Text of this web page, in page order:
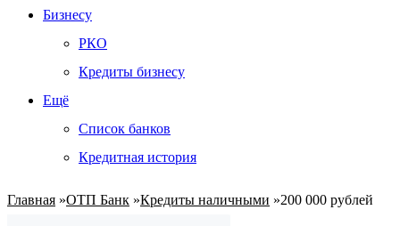
Бизнесу
РКО
Кредиты бизнесу
Ещё
Список банков
Кредитная история
Главная »ОТП Банк »Кредиты наличными »200 000 рублей